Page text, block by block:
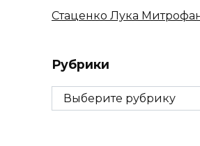
Стаценко Лука
Рубрики
Рубрики